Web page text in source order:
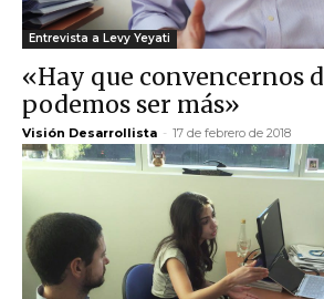
Entrevista a Levy Yeyati
«Hay que convencernos
podemos ser más»
Visión Desarrollista - 17 de febrero de 2018